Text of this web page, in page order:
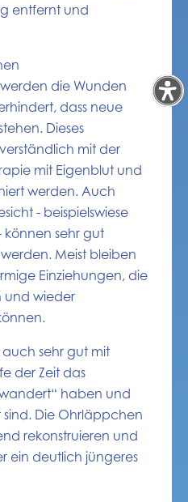
entfernt und
die Wunden
dass neue
Dieses
mit der
mit Eigenblut und
werden. Auch
- beispielswiese
können sehr gut
Meist bleiben
Einziehungen, die
und wieder
auch sehr gut mit
der Zeit das
haben und
Die Ohrläppchen
rekonstruieren und
ein deutlich jüngeres